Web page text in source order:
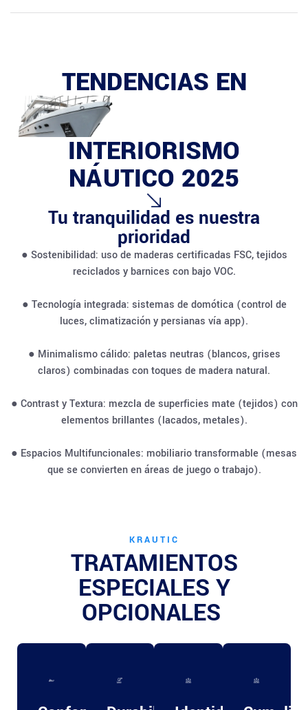
TENDENCIAS EN
INTERIORISMO
NÁUTICO 2025
Tu tranquilidad es nuestra
prioridad
● Sostenibilidad: uso de maderas certificadas FSC, tejidos
reciclados y barnices con bajo VOC.
● Tecnología integrada: sistemas de domótica (control de
luces, climatización y persianas vía app).
● Minimalismo cálido: paletas neutras (blancos, grises
claros) combinadas con toques de madera natural.
● Contrast y Textura: mezcla de superficies mate (tejidos) con
elementos brillantes (lacados, metales).
● Espacios Multifuncionales: mobiliario transformable (mesas
que se convierten en áreas de juego o trabajo).
KRAUTIC
TRATAMIENTOS
ESPECIALES Y
OPCIONALES